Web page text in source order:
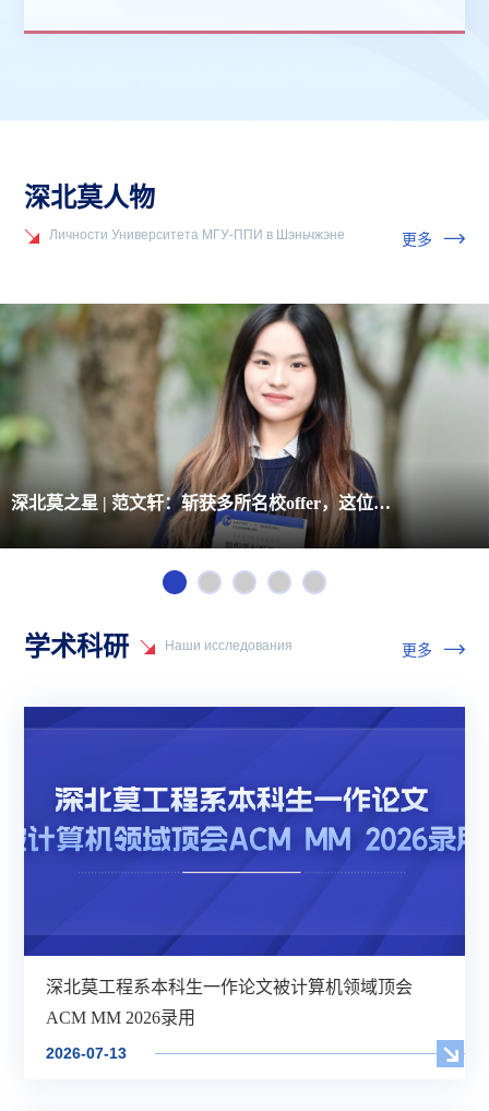
深北莫人物
Личности Университета МГУ-ППИ в Шэньчжэне 更多
深北莫之星 | 范文轩：斩获多所名校offer，这位学霸的“秘诀”是......
学术科研 Наши исследования 更多
深北莫工程系本科生一作论文被计算机领域顶会
ACM MM 2026录用
2026-07-13